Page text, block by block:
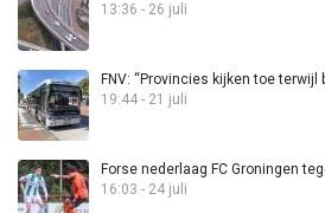
13:36 - 26 juli
FNV: “Provincies kijken toe
19:44 - 21 juli
Forse nederlaag FC Groningen
16:03 - 24 juli